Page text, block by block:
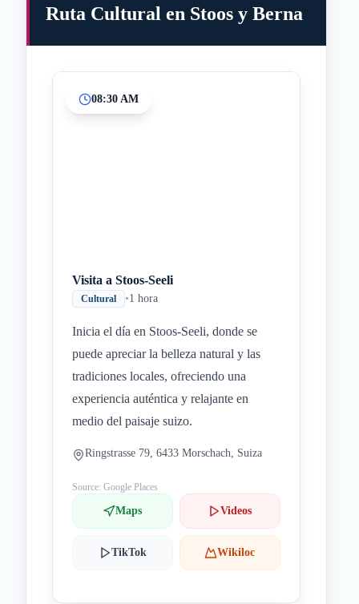
Ruta Cultural en Stoos y Berna
08:30 AM
Visita a Stoos-Seeli
Cultural •1 hora
Inicia el día en Stoos-Seeli, donde se
puede apreciar la belleza natural y las
tradiciones locales, ofreciendo una
experiencia auténtica y relajante en
medio del paisaje suizo.
Ringstrasse 79, 6433 Morschach, Suiza
Source: Google Places
Maps Videos
TikTok Wikiloc